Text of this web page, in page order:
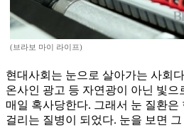
(브라보 마이 라이프)
현대사회는 눈으로 살아가는 사회
온사인 광고 등 자연광이 아닌 빛으
매일 혹사당한다. 그래서 눈 질환은
걸리는 질병이 되었다. 눈을 보면